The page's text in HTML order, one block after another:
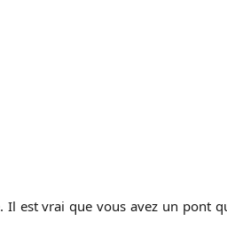
est vrai que vous avez un pont